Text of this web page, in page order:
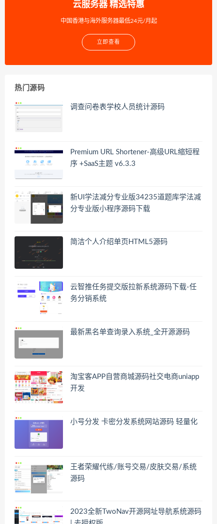
云服务器 精选特惠
中国香港与海外服务器最低24元/月起
立即查看
热门源码
调查问卷表学校人员统计源码
Premium URL Shortener-高级URL缩短程
序 +SaaS主题 v6.3.3
新UI学法减分专业版34235道题库学法减
分专业版小程序源码下载
简洁个人介绍单页HTML5源码
云智推任务提交版拉新系统源码下载-任
务分销系统
最新黑名单查询录入系统_全开源源码
淘宝客APP自营商城源码社交电商uniapp
开发
小号分发 卡密分发系统网站源码 轻量化
王者荣耀代练/账号交易/皮肤交易/系统
源码
2023全新TwoNav开源网址导航系统源码